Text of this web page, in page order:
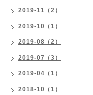
2019-11（2）
2019-10（1）
2019-08（2）
2019-07（3）
2019-04（1）
2018-10（1）